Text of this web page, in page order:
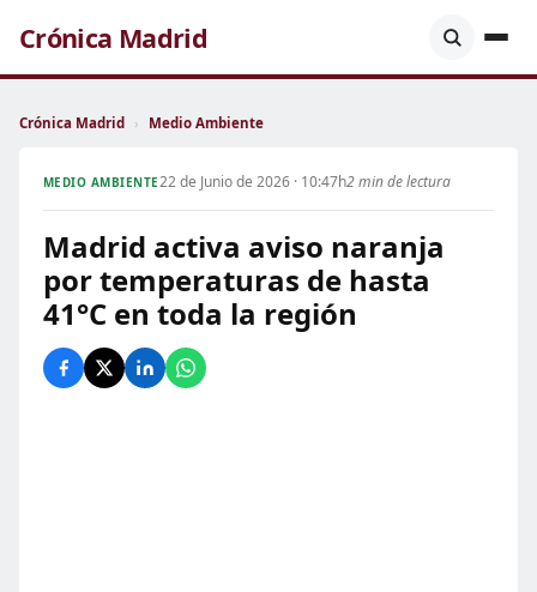
Crónica Madrid
Crónica Madrid › Medio Ambiente
MEDIO AMBIENTE22 de Junio de 2026 · 10:47h2 min de lectura
Madrid activa aviso naranja
por temperaturas de hasta
41°C en toda la región